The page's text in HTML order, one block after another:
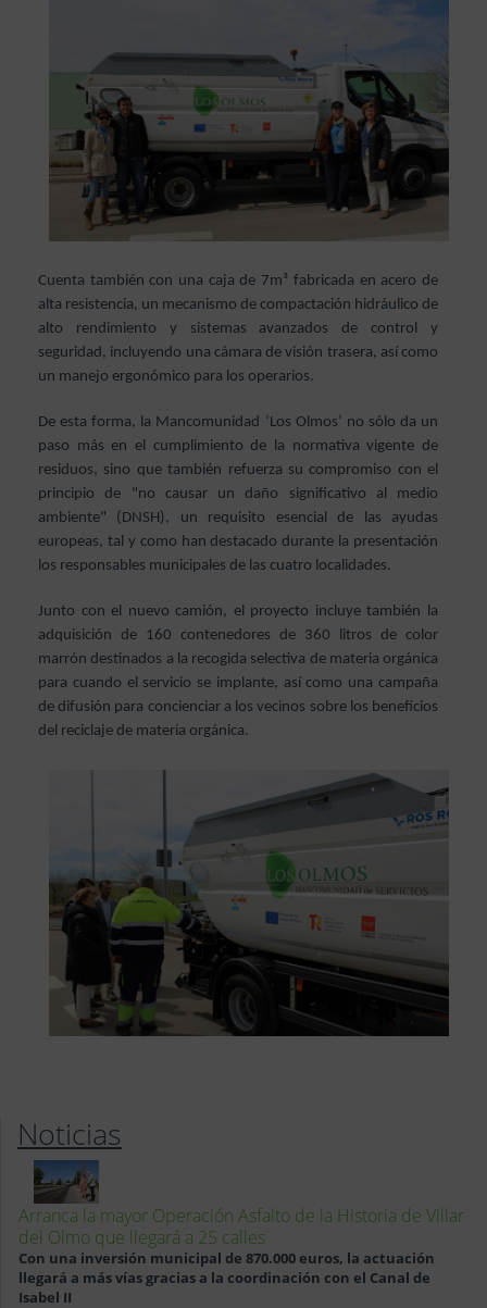
Cuenta también con una caja de 7m³ fabricada en acero de
alta resistencia, un mecanismo de compactación hidráulico de
alto rendimiento y sistemas avanzados de control y
seguridad, incluyendo una cámara de visión trasera, así como
un manejo ergonómico para los operarios.
De esta forma, la Mancomunidad ‘Los Olmos’ no sólo da un
paso más en el cumplimiento de la normativa vigente de
residuos, sino que también refuerza su compromiso con el
principio de "no causar un daño significativo al medio
ambiente" (DNSH), un requisito esencial de las ayudas
europeas, tal y como han destacado durante la presentación
los responsables municipales de las cuatro localidades.
Junto con el nuevo camión, el proyecto incluye también la
adquisición de 160 contenedores de 360 litros de color
marrón destinados a la recogida selectiva de materia orgánica
para cuando el servicio se implante, así como una campaña
de difusión para concienciar a los vecinos sobre los beneficios
del reciclaje de materia orgánica.
Noticias
Arranca la mayor Operación Asfalto de la Historia de Villar
del Olmo que llegará a 25 calles
Con una inversión municipal de 870.000 euros, la actuación
llegará a más vías gracias a la coordinación con el Canal de
Isabel II